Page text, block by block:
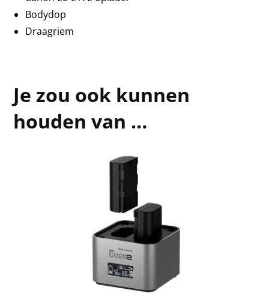
Bodydop
Draagriem
Je zou ook kunnen
houden van …